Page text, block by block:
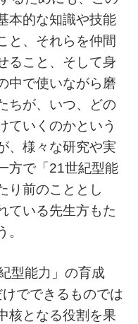
本的な知識や技能
と、それらを仲間
ること、そして身
中で使いながら磨
ちが、いつ、どの
ていくのかという
、様々な研究や実
方で「21世紀型能
り前のこととし
ている先生方もた
型能力」の育成
でできるものでは
核となる役割を果